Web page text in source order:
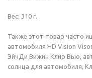
Вес: 310 г.
Также этот товар часто
автомобиля HD Vision
ЭйчДи Вижин Клир Вью,
солнца для автомобиля,